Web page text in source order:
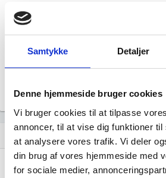
Samtykke Detaljer
Denne hjemmeside bruger cookies
Vi bruger cookies til at tilpasse
annoncer, til at vise dig funktioner
at analysere vores trafik. Vi deler
din brug af vores hjemmeside med
for sociale medier,
Årsrapporten 2023-03
Årsrapporten 2022-03
Regnskaber
Resultat i 1000
2025-03